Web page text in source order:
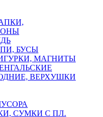
БУСЫ
МАГНИТЫ
ВЕРХУШКИ
СУМКИ С ПЛ.